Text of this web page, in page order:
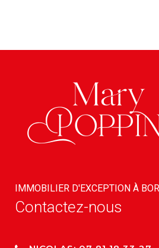
IMMOBILIER D'EXCEPTION À
Contactez-nous